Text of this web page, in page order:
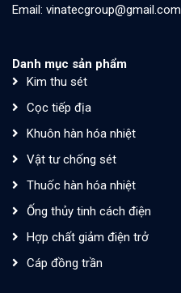
Email: vinatecgroup@gmail.com
Danh mục sản phẩm
Kim thu sét
Cọc tiếp địa
Khuôn hàn hóa nhiệt
Vật tư chống sét
Thuốc hàn hóa nhiệt
Ống thủy tinh cách điện
Hợp chất giảm điện trở
Cáp đồng trần